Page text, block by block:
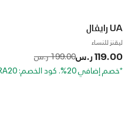
UA رايفال
ليقنز للنساء
119.00 ر.س Price reduced from
199.00 ر.س
to
*خصم إضافي 20%. كود الخصم: EXTRA20